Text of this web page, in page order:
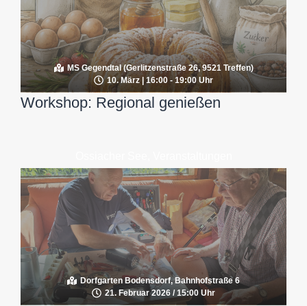
MS Gegendtal (Gerlitzenstraße 26, 9521 Treffen)
10. März | 16:00 - 19:00 Uhr
Workshop: Regional genießen
Dorfgarten Bodensdorf, Bahnhofstraße 6
21. Februar 2026 / 15:00 Uhr